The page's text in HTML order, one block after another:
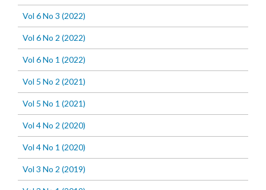
Vol 6 No 3 (2022)
Vol 6 No 2 (2022)
Vol 6 No 1 (2022)
Vol 5 No 2 (2021)
Vol 5 No 1 (2021)
Vol 4 No 2 (2020)
Vol 4 No 1 (2020)
Vol 3 No 2 (2019)